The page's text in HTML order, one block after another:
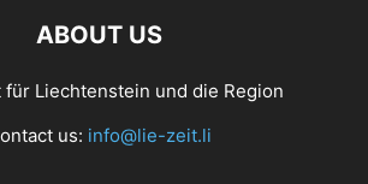
ABOUT US
Liechtenstein und die Region
us: info@lie-zeit.li